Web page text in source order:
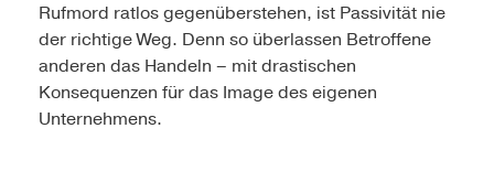
Rufmord ratlos gegenüberstehen, ist Passivität nie
der richtige Weg. Denn so überlassen Betroffene
anderen das Handeln – mit drastischen
Konsequenzen für das Image des eigenen
Unternehmens.